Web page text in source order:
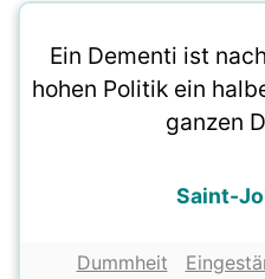
Ein Dementi ist
hohen Politik ein
ganzen
Saint-
Dummheit